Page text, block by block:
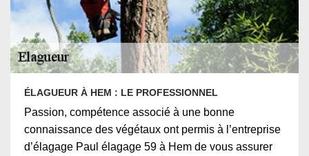
ÉLAGUEUR À HEM : LE PROFESSIONNEL
Passion, compétence associé à une bonne
connaissance des végétaux ont permis à l’entreprise
d’élagage Paul élagage 59 à Hem de vous assurer